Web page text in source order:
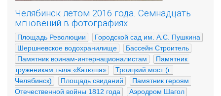
Челябинск летом 2016 года. Семнадцать
мгновений в фотографиях
Площадь Революции
Городской сад им. А.С. Пушкина
Шершневское водохранилище
Бассейн Строитель
Памятник воинам-интернационалистам
Памятник
труженикам тыла «Катюша»
Троицкий мост (г.
Челябинск)
Площадь свиданий
Памятник героям
Отечественной войны 1812 года
Аэродром Шагол